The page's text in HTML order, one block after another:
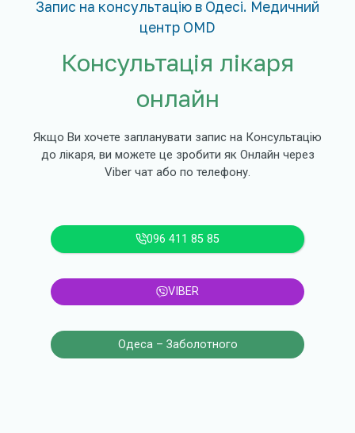
Запис на консультацію в Одесі. Медичний
центр OMD
Консультація лікаря
онлайн
Якщо Ви хочете запланувати запис на Консультацію
до лікаря, ви можете це зробити як Онлайн через
Viber чат або по телефону.
096 411 85 85
VIBER
Одеса – Заболотного